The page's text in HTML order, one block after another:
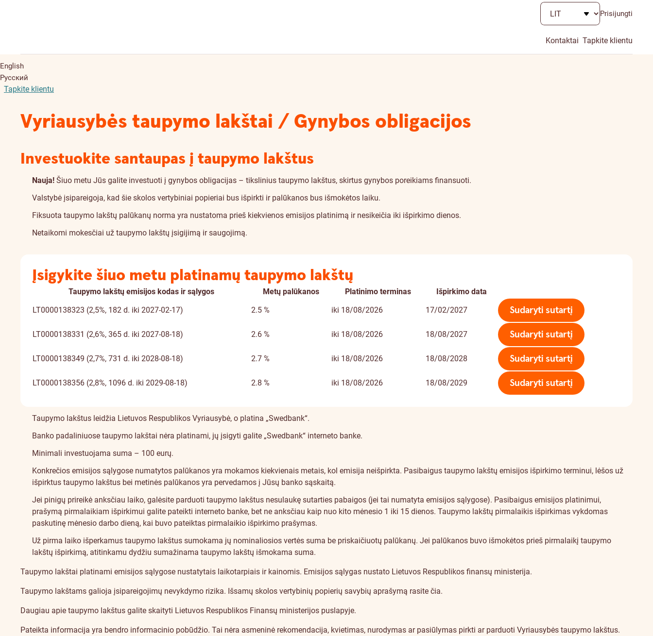
Prisijungti
Kontaktai Tapkite klientu
English
Русский
Tapkite klientu
Vyriausybės taupymo lakštai / Gynybos obligacijos
Investuokite santaupas į taupymo lakštus
Nauja! Šiuo metu Jūs galite investuoti į gynybos obligacijas – tikslinius taupymo lakštus, skirtus gynybos poreikiams finansuoti.
Valstybė įsipareigoja, kad šie skolos vertybiniai popieriai bus išpirkti ir palūkanos bus išmokėtos laiku.
Fiksuota taupymo lakštų palūkanų norma yra nustatoma prieš kiekvienos emisijos platinimą ir nesikeičia iki išpirkimo dienos.
Netaikomi mokesčiai už taupymo lakštų įsigijimą ir saugojimą.
Įsigykite šiuo metu platinamų taupymo lakštų
Taupymo lakštų emisijos kodas ir sąlygos Metų palūkanos Platinimo terminas
Išpirkimo data
LT0000138323 (2,5%, 182 d. iki 2027-02-17)
2.5 % iki 18/08/2026 17/02/2027 Sudaryti sutartį
LT0000138331 (2,6%, 365 d. iki 2027-08-18) 2.6 % iki 18/08/2026 18/08/2027 Sudaryti sutartį
LT0000138349 (2,7%, 731 d. iki 2028-08-18) 2.7 % iki 18/08/2026 18/08/2028 Sudaryti sutartį
LT0000138356 (2,8%, 1096 d. iki 2029-08-18) 2.8 % iki 18/08/2026 18/08/2029 Sudaryti sutartį
Apie
paslaugą
Taupymo lakštus leidžia Lietuvos Respublikos Vyriausybė, o platina „Swedbank“.
Banko padaliniuose taupymo lakštai nėra platinami, jų įsigyti galite „Swedbank“ interneto banke.
Minimali investuojama suma – 100 eurų.
Konkrečios emisijos sąlygose numatytos palūkanos yra mokamos kiekvienais metais, kol emisija neišpirkta. Pasibaigus taupymo lakštų emisijos išpirkimo terminui, lėšos už
išpirktus taupymo lakštus bei metinės palūkanos yra pervedamos į Jūsų banko sąskaitą.
Jei pinigų prireikė anksčiau laiko, galėsite parduoti taupymo lakštus nesulaukę sutarties pabaigos (jei tai numatyta emisijos sąlygose). Pasibaigus emisijos platinimui,
prašymą pirmalaikiam išpirkimui galite pateikti interneto banke, bet ne anksčiau kaip nuo kito mėnesio 1 iki 15 dienos. Taupymo lakštų pirmalaikis išpirkimas vykdomas
paskutinę mėnesio darbo dieną, kai buvo pateiktas pirmalaikio išpirkimo prašymas.
Už pirma laiko išperkamus taupymo lakštus sumokama jų nominaliosios vertės suma be priskaičiuotų palūkanų. Jei palūkanos buvo išmokėtos prieš pirmalaikį taupymo
lakštų išpirkimą, atitinkamu dydžiu sumažinama taupymo lakštų išmokama suma.
Taupymo lakštai platinami emisijos sąlygose nustatytais laikotarpiais ir kainomis. Emisijos sąlygas nustato Lietuvos Respublikos finansų ministerija.
Taupymo lakštams galioja įsipareigojimų nevykdymo rizika. Išsamų skolos vertybinių popierių savybių aprašymą rasite čia.
Daugiau apie taupymo lakštus galite skaityti Lietuvos Respublikos Finansų ministerijos puslapyje.
Pateikta informacija yra bendro informacinio pobūdžio. Tai nėra asmeninė rekomendacija, kvietimas, nurodymas ar pasiūlymas pirkti ar parduoti Vyriausybės taupymo lakštus.